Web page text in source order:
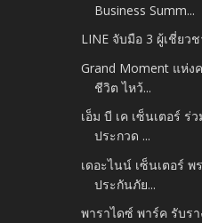
Business Summ...
LINE จับมือ 3 ผู้เชี่ยว
Grand Moment แห่ง
ชีวิต ไหว้...
เอ็ม บี เค เซ็นเตอร์
ประกวด ...
เดอะไนน์ เซ็นเตอร์
ประกันภัย...
พาราไดซ์ พาร์ค รับร